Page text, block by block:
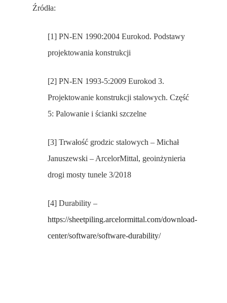
Źródła:
[1] PN-EN 1990:2004 Eurokod. Podstawy
projektowania konstrukcji
[2] PN-EN 1993-5:2009 Eurokod 3.
Projektowanie konstrukcji stalowych. Część
5: Palowanie i ścianki szczelne
[3] Trwałość grodzic stalowych – Michał
Januszewski – ArcelorMittal, geoinżynieria
drogi mosty tunele 3/2018
[4] Durability –
https://sheetpiling.arcelormittal.com/download-
center/software/software-durability/